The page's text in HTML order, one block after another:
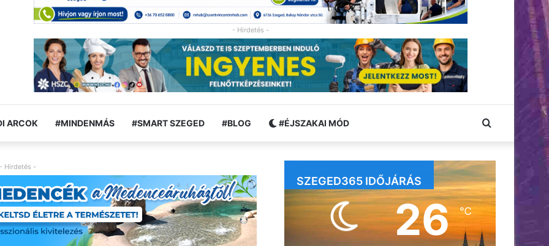
- Hirdetés -
ARCOK #MINDENMÁS #SMART SZEGED #BLOG #ÉJSZAKAI MÓD Keresés:
- Hirdetés -
SZEGED365 IDŐJÁRÁS
26℃